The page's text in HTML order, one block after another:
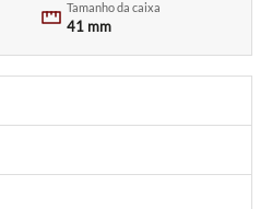
Tamanho da caixa
41 mm